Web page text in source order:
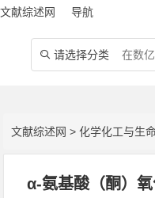
文献综述网 导航
 请选择分类
文献综述网 >化学化工与生
α-氨基酸（酮）